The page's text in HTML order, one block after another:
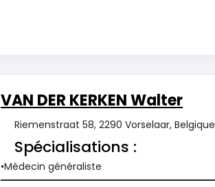
VAN DER KERKEN Walter
Riemenstraat 58, 2290 Vorselaar, Belgique
Spécialisations :
Médecin généraliste